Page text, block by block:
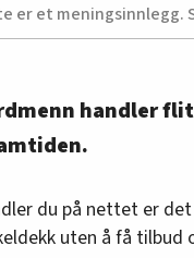
er et meningsinnlegg.
handler
du på nettet er
uten å få tilbud